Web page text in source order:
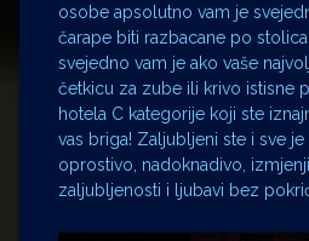
osobe apsolutno vam je
čarape biti razbacane po
svejedno vam je ako vaše
četkicu za zube ili krivo istisne
hotela C kategorije koji ste
vas briga! Zaljubljeni ste i sve
oprostivo, nadoknadivo,
zaljubljenosti i ljubavi bez